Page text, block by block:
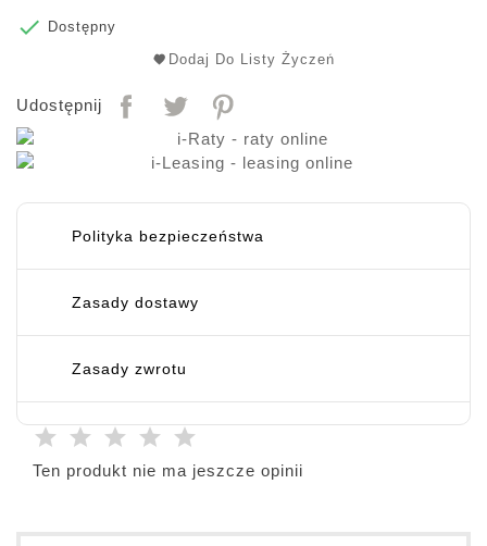

Dostępny
Dodaj Do Listy Życzeń
Udostępnij
Polityka bezpieczeństwa
Zasady dostawy
Zasady zwrotu
Ten produkt nie ma jeszcze opinii